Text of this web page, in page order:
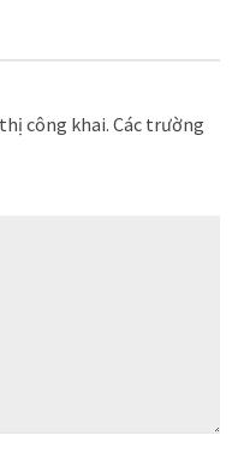
công khai. Các trường